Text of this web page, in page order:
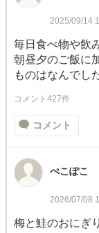
2025/09/14
毎日食べ物や飲
朝昼夕のご飯に
ものはなんでし
コメント427件
コメント
ぺこぽこ
2026/07/08
梅と鮭のおにぎ